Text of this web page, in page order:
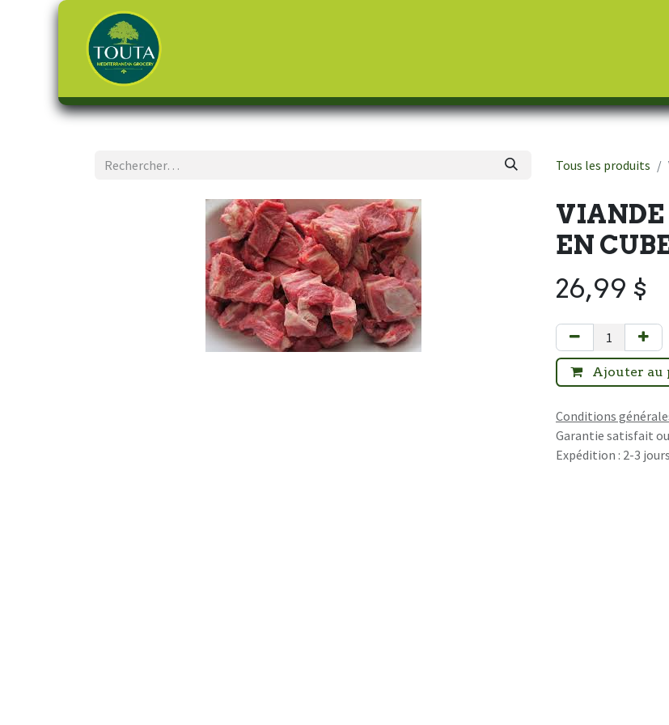
Tous les produits
VIANDE
EN
26,99 $
Ajouter au
Conditions
Garantie satisfait
Expédition : 2-3